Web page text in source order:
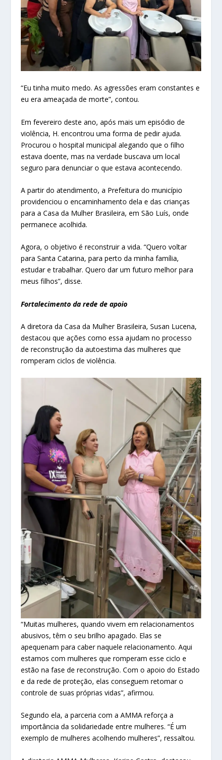
“Eu tinha muito medo. As agressões eram constantes e
eu era ameaçada de morte”, contou.
Em fevereiro deste ano, após mais um episódio de
violência, H. encontrou uma forma de pedir ajuda.
Procurou o hospital municipal alegando que o filho
estava doente, mas na verdade buscava um local
seguro para denunciar o que estava acontecendo.
A partir do atendimento, a Prefeitura do município
providenciou o encaminhamento dela e das crianças
para a Casa da Mulher Brasileira, em São Luís, onde
permanece acolhida.
Agora, o objetivo é reconstruir a vida. “Quero voltar
para Santa Catarina, para perto da minha família,
estudar e trabalhar. Quero dar um futuro melhor para
meus filhos”, disse.
Fortalecimento da rede de apoio
A diretora da Casa da Mulher Brasileira, Susan Lucena,
destacou que ações como essa ajudam no processo
de reconstrução da autoestima das mulheres que
romperam ciclos de violência.
“Muitas mulheres, quando vivem em relacionamentos
abusivos, têm o seu brilho apagado. Elas se
apequenam para caber naquele relacionamento. Aqui
estamos com mulheres que romperam esse ciclo e
estão na fase de reconstrução. Com o apoio do Estado
e da rede de proteção, elas conseguem retomar o
controle de suas próprias vidas”, afirmou.
Segundo ela, a parceria com a AMMA reforça a
importância da solidariedade entre mulheres. “É um
exemplo de mulheres acolhendo mulheres”, ressaltou.